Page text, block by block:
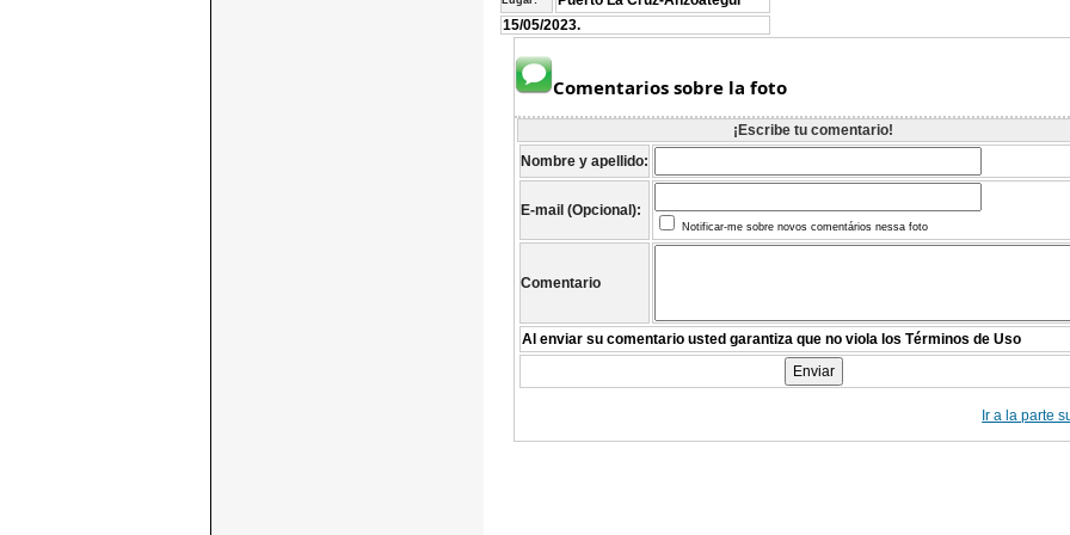
15/05/2023.
Comentarios sobre la foto
¡Escribe tu comentario!
Nombre y apellido:
E-mail (Opcional):
Notificar-me sobre novos comentários nessa foto
Comentario
Al enviar su comentario usted garantiza que no viola los Términos de Uso
Ir a la parte